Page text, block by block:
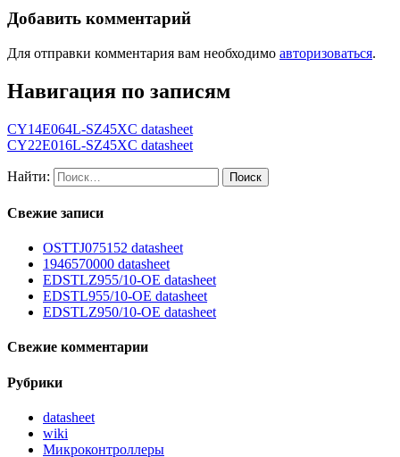
Добавить комментарий
Для отправки комментария вам необходимо авторизоваться.
Навигация по записям
CY14E064L-SZ45XC datasheet
CY22E016L-SZ45XC datasheet
Найти:
Свежие записи
OSTTJ075152 datasheet
1946570000 datasheet
EDSTLZ955/10-OE datasheet
EDSTL955/10-OE datasheet
EDSTLZ950/10-OE datasheet
Свежие комментарии
Рубрики
datasheet
wiki
Микроконтроллеры